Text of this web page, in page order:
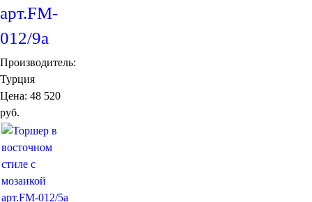
Подносы
Сахарницы, конфетницы,
фруктовницы
арт.FM-
012/9а
Производитель:
Турция
Цена: 48 520
руб.